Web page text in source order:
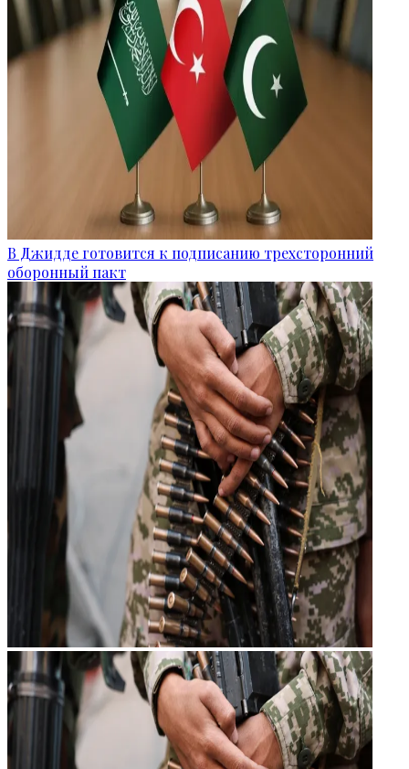
В Джидде готовится к подписанию трехсторонний
оборонный пакт